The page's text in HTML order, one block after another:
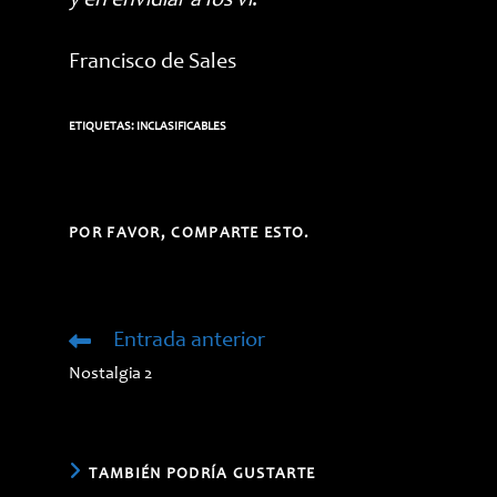
Francisco de Sales
ETIQUETAS: INCLASIFICABLES
POR FAVOR, COMPARTE ESTO.
Leer
artículos
Entrada anterior
Nostalgia 2
TAMBIÉN PODRÍA GUSTARTE